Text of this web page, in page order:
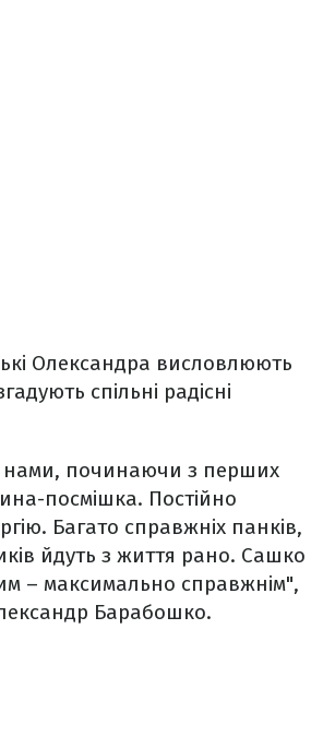
Олександра висловлюють
спільні радісні
нами, починаючи з перших
посмішка. Постійно
Багато справжніх панків,
йдуть з життя рано. Сашко
– максимально справжнім",
Барабошко.